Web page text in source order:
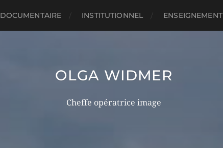
DOCUMENTAIRE INSTITUTIONNEL ENSEIGNEMENT
OLGA WIDMER
Cheffe opératrice image